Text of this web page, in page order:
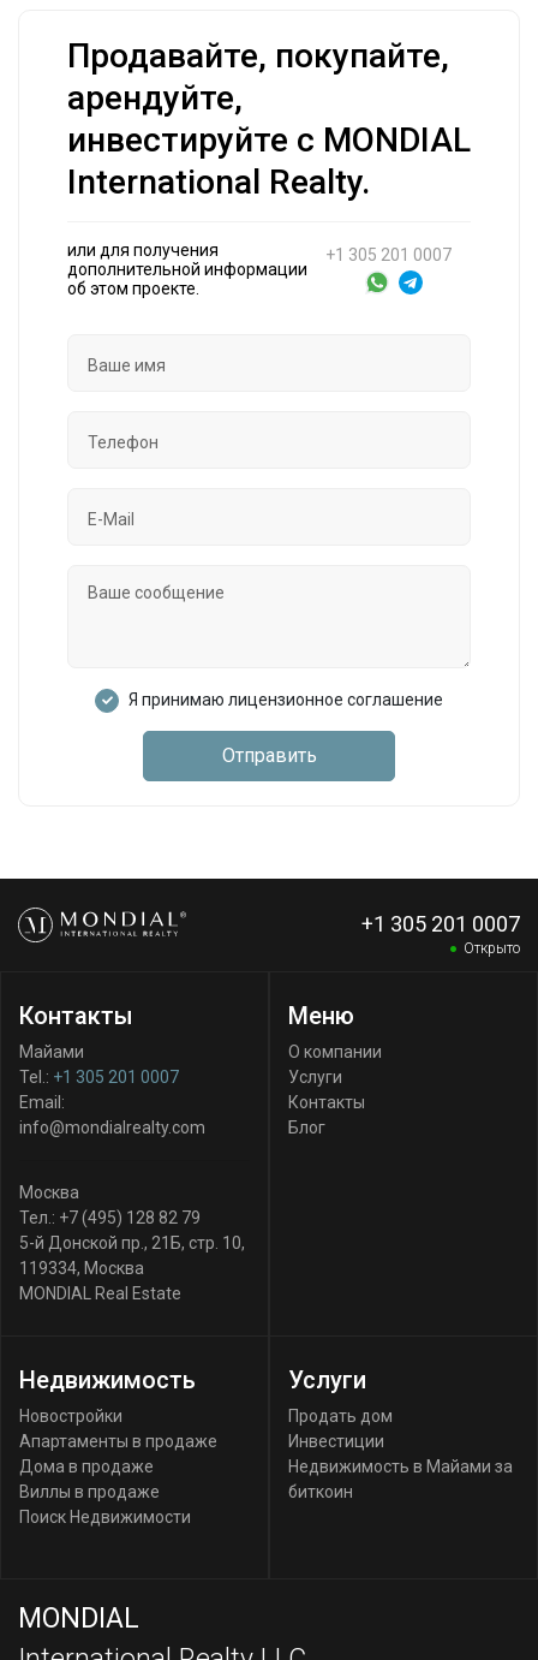
Продавайте, покупайте,
арендуйте,
инвестируйте с MONDIAL
International Realty.
или для получения
дополнительной информации
об этом проекте.
+1 305 201 0007
Я принимаю лицензионное соглашение
Отправить
+1 305 201 0007
Открыто
Контакты
Майами
Tel.: +1 305 201 0007
Email:
info@mondialrealty.com
Москва
Тел.: +7 (495) 128 82 79
5-й Донской пр., 21Б, стр. 10,
119334, Москва
MONDIAL Real Estate
Меню
О компании
Услуги
Контакты
Блог
Недвижимость
Новостройки
Апартаменты в продаже
Дома в продаже
Виллы в продаже
Поиск Недвижимости
Услуги
Продать дом
Инвестиции
Недвижимость в Майами за
биткоин
MONDIAL